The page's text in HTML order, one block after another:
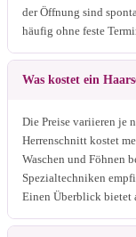
der Öffnung sind
häufig ohne feste
Was kostet ein
Die Preise variieren je
Herrenschnitt kostet
Waschen und Föhnen
Spezialtechniken
Einen Überblick bietet